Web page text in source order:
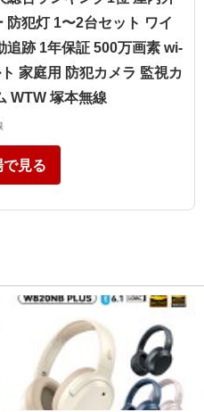
防犯灯 1〜2台セット ワイ
追跡 1年保証 500万画素 wi-
家庭用 防犯カメラ 監視カ
WTW 塚本無線
で見る